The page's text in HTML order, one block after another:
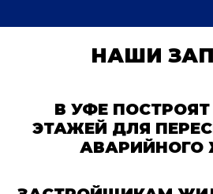
НАШИ
В УФЕ
ЭТАЖЕЙ ДЛЯ
АВАРИЙНОГО